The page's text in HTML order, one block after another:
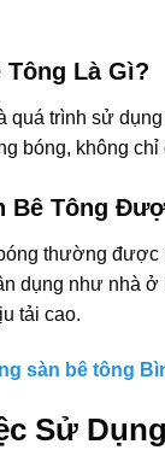
Tông Là Gì?
quá trình sử
bóng, không
Bê Tông
thường
dụng như nhà
tải cao.
sàn bê tông
Sử